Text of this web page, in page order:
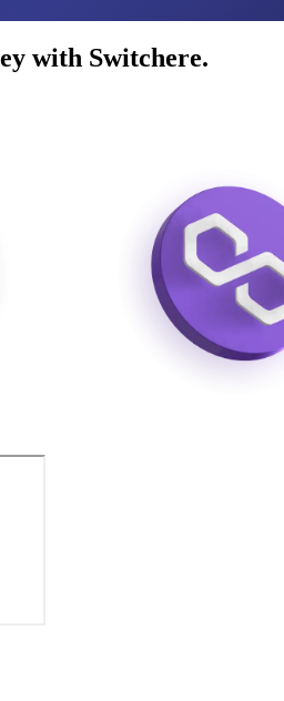
with Switchere.